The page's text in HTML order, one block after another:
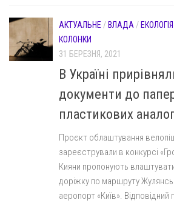
АКТУАЛЬНЕ/ ВЛАДА/ ЕКОЛОГІЯ
КОЛОНКИ
31 БЕРЕЗНЯ, 2021
В Україні
документи до
пластикових
Проєкт облаштування
зареєстрували в конкурсі
Кияни пропонують
доріжку по маршруту
аеропорт «Київ». Відповідний